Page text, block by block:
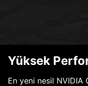
Yüksek
En yeni nesil NVIDIA